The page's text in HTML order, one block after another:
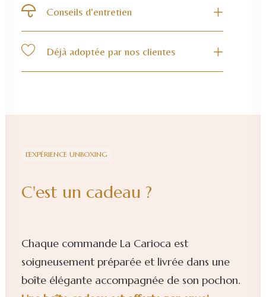
Conseils d'entretien
Déjà adoptée par nos clientes
L'EXPÉRIENCE UNBOXING
C'est un cadeau ?
Chaque commande La Carioca est
soigneusement préparée et livrée dans une
boîte élégante accompagnée de son pochon.